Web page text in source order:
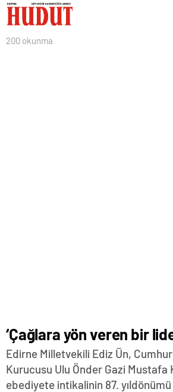
200 okunma
‘Çağlara yön veren bir
Edirne Milletvekili Ediz Ün,
Kurucusu Ulu Önder Gazi Mustafa
ebediyete intikalinin 87. yıldönümü